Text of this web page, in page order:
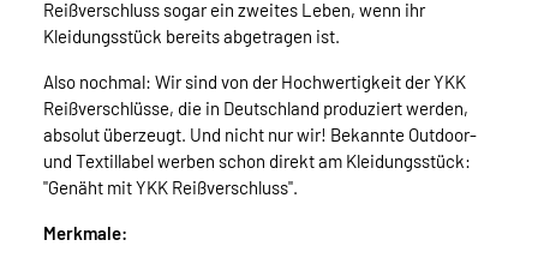
Reißverschluss sogar ein zweites Leben, wenn ihr
Kleidungsstück bereits abgetragen ist.
Also nochmal: Wir sind von der Hochwertigkeit der YKK
Reißverschlüsse, die in Deutschland produziert werden,
absolut überzeugt. Und nicht nur wir! Bekannte Outdoor-
und Textillabel werben schon direkt am Kleidungsstück:
"Genäht mit YKK Reißverschluss".
Merkmale: